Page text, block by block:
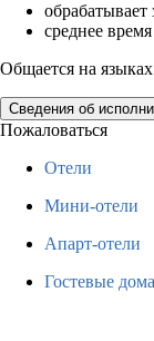
обрабатывает
среднее
Общается на
Сведения об
Пожаловаться
Отели
Мини-отели
Апарт-отели
Гостевые дома